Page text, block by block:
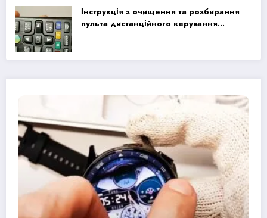
Інструкція з очищення та розбирання
пульта дистанційного керування